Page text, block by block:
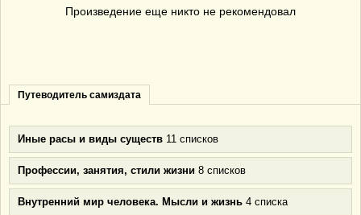
Произведение еще никто не рекомендовал
Путеводитель самиздата
Иные расы и виды существ 11 списков
Профессии, занятия, стили жизни 8 списков
Внутренний мир человека. Мысли и жизнь 4 списка